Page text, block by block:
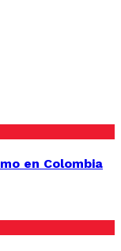
en Colombia